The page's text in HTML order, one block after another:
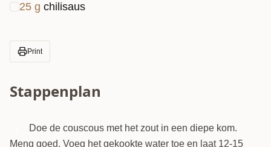
25 g chilisaus
Print
Stappenplan
Doe de couscous met het zout in een diepe kom.
Meng goed. Voeg het gekookte water toe en laat 12-15